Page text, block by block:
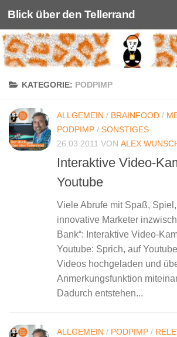
Unter dem Inhalt
Blick über den Tellerrand
KATEGORIE: PODPIMP
ALLGEMEIN / BRAINFOOD /
PODPIMP / SONSTIGES
26.03.2011 VON ALEX
Interaktive Video-
Youtube
Viele Abrufe mit Spaß,
innovative Marketer
Bank“: Interaktive Video-
Youtube: Sprich, auf
Videos hochgeladen und
Anmerkungsfunktion
Dadurch entstehen...
ALLGEMEIN / PODPIMP /